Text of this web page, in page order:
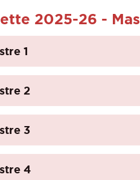
2025-26 -
1
2
3
4